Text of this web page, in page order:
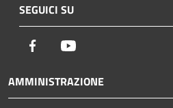
SEGUICI SU
Facebook
AMMINISTRAZIONE